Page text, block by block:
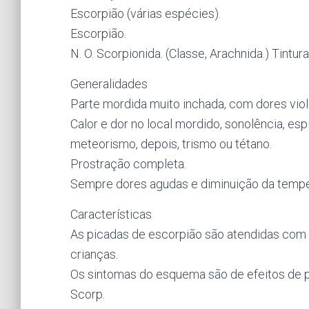
Escorpião (várias espécies).
Escorpião.
N. O. Scorpionida. (Classe, Arachnida.)
Generalidades
Parte mordida muito inchada, com dores
Calor e dor no local mordido, sonolência,
meteorismo, depois, trismo ou tétano.
Prostração completa.
Sempre dores agudas e diminuição da
Características
As picadas de escorpião são atendidas
crianças.
Os sintomas do esquema são de efeitos de
Scorp.